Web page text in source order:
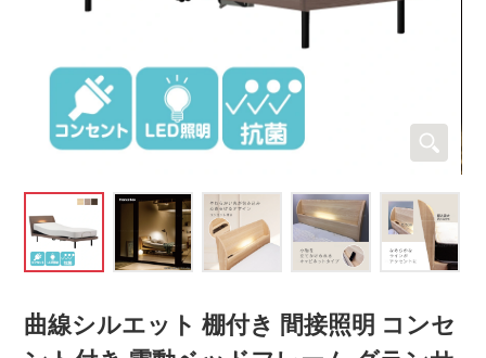
曲線シルエット 棚付き 間接照明 コンセ